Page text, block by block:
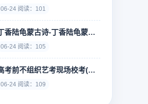
06-24 阅读：101
丁香陆龟蒙古诗-丁香陆龟蒙古诗翻译
06-24 阅读：105
高考前不组织艺考现场校考(高考前不组织艺考现场校考会怎么样)
06-24 阅读：109